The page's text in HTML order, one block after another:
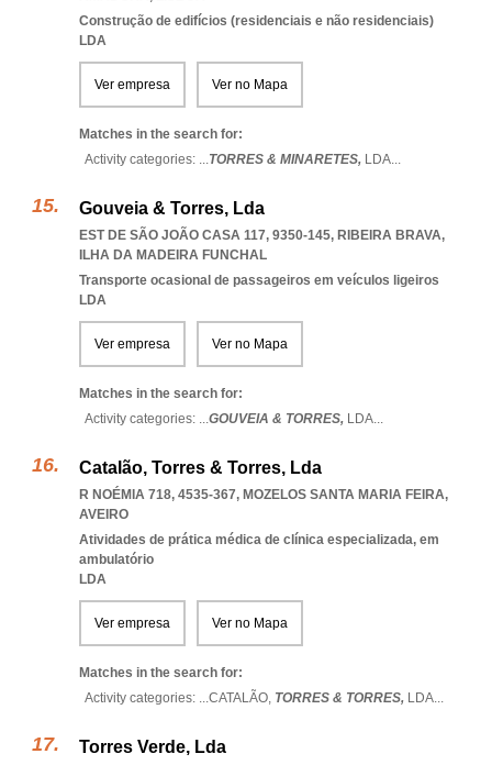
Construção de edifícios (residenciais e não residenciais)
LDA
Ver empresa Ver no Mapa
Matches in the search for:
Activity categories: ...TORRES & MINARETES, LDA...
Gouveia & Torres, Lda
EST DE SÃO JOÃO CASA 117, 9350-145, RIBEIRA BRAVA,
ILHA DA MADEIRA FUNCHAL
Transporte ocasional de passageiros em veículos ligeiros
LDA
Ver empresa Ver no Mapa
Matches in the search for:
Activity categories: ...GOUVEIA & TORRES, LDA...
Catalão, Torres & Torres, Lda
R NOÉMIA 718, 4535-367, MOZELOS SANTA MARIA FEIRA,
AVEIRO
Atividades de prática médica de clínica especializada, em
ambulatório
LDA
Ver empresa Ver no Mapa
Matches in the search for:
Activity categories: ...CATALÃO, TORRES & TORRES, LDA...
Torres Verde, Lda